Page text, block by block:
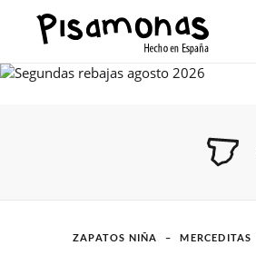
ZAPATOS NIÑA MERCEDITAS